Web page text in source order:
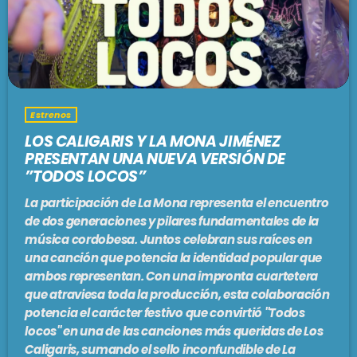
BARCELONA
MALLORCA
PODCASTS
TIENDA
EN VIVO AHORA!
Estrenos
LOS CALIGARIS Y LA MONA JIMÉNEZ
PRESENTAN UNA NUEVA VERSIÓN DE
”TODOS LOCOS”
La participación de La Mona representa el encuentro
de dos generaciones y pilares fundamentales de la
música cordobesa. Juntos celebran sus raíces en
una canción que potencia la identidad popular que
ambos representan. Con una impronta cuartetera
que atraviesa toda la producción, esta colaboración
potencia el carácter festivo que convirtió ''Todos
locos'' en una de las canciones más queridas de Los
Caligaris, sumando el sello inconfundible de La